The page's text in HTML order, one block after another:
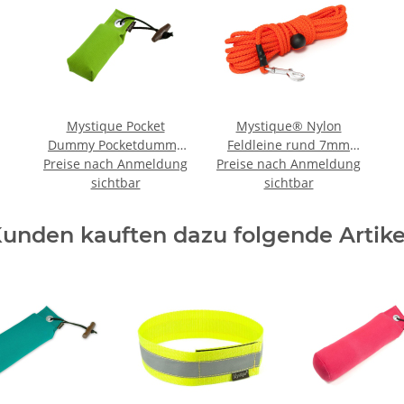
Mystique Pocket
Dummy Pocketdummy
neon grün 85g
Preise nach Anmeldung
sichtbar
Mystique® Nylon
Feldleine rund 7mm
neon orange
Preise nach Anmeldung
sichtbar
kauften dazu folgende